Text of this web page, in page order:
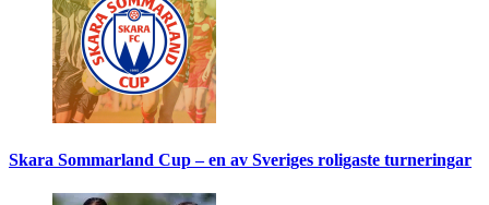
Skara Sommarland Cup – en av Sveriges roligaste turneringar